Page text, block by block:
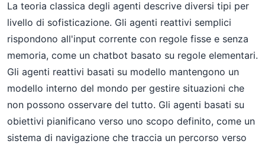
La teoria classica degli agenti descrive diversi tipi per
livello di sofisticazione. Gli agenti reattivi semplici
rispondono all'input corrente con regole fisse e senza
memoria, come un chatbot basato su regole elementari.
Gli agenti reattivi basati su modello mantengono un
modello interno del mondo per gestire situazioni che
non possono osservare del tutto. Gli agenti basati su
obiettivi pianificano verso uno scopo definito, come un
sistema di navigazione che traccia un percorso verso